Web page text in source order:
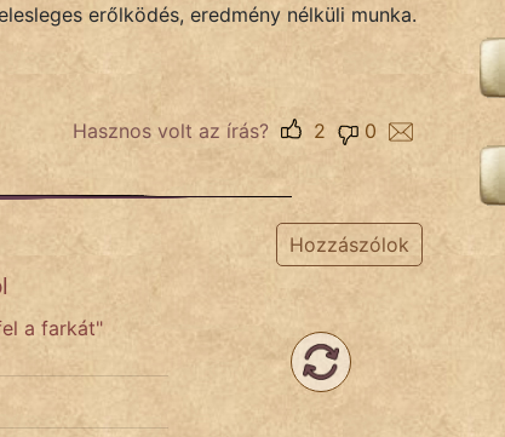
erőlködés, eredmény nélküli munka.
Hasznos volt az írás? 0
2
Hozzászólok
a farkát"